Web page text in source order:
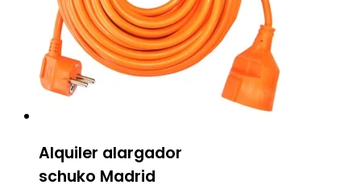
Alquiler alargador
schuko Madrid